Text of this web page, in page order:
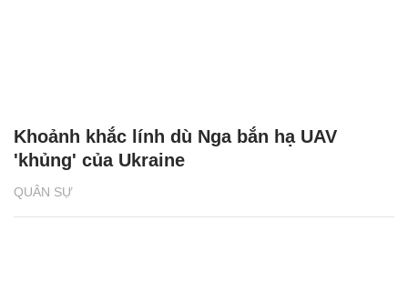
QUÂN SỰ
Khoảnh khắc lính dù Nga bắn hạ UAV
'khủng' của Ukraine